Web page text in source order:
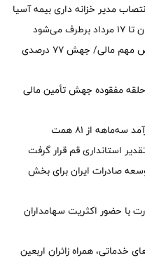
مدیر خزانه داری بیمه آسیا
جایگاه نخست بانك ملت در 10 شاخص مهم مالی/ جهش 77 درصدی
مفقوده جهش تأمین مالی
استانداری قم قرار گرفت
توسعه صادرات ایران برای بخش
با حضور اکثریت سهامداران
خدماتی، همراه زائران اربعین